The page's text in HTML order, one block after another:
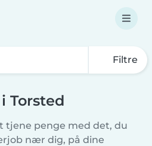
Filtre
Torsted
tjene penge med det, du
nær dig, på dine